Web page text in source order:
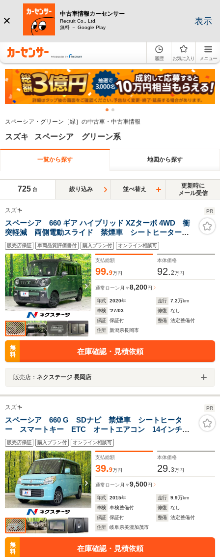
中古車情報カーセンサー
Recruit Co., Ltd.
無料 － Google Play
表示
履歴 お気に入り メニュー
スペーシア・グリーン［緑］の中古車・中古車情報
スズキ スペーシア グリーン系
一覧から探す 地図から探す
725 台 絞り込み 並べ替え
更新時に
メール受信
スズキ PR
スペーシア 660 ギア ハイブリッド XZターボ 4WD 衝
突軽減 両側電動スライド 禁煙車 シートヒーター
オートエアコン HUD パドルシフト クルコン スマ
ートキー 盗難防止装置 アイドリングストップ 電動
格納ミラー プライバシーガラス
販売店保証 車両品質評価書付 購入プラン付 オンライン相談可
支払総額
99.9万円
本体価格
92.2万円
通常ローン 月々8,200円
年式 2020年 走行 7.2万km
車検
'27/03 修復
なし
保証
保証付 整備
法定整備付
住所
新潟県長岡市
無
料
在庫確認・見積依頼
販売店： ネクステージ 長岡店
スズキ PR
スペーシア 660 G SDナビ 禁煙車 シートヒータ
ー スマートキー ETC オートエアコン 14インチア
ルミ アイドリングストップ 両側スライド アームレ
スト 電動格納ミラー
販売店保証 購入プラン付 オンライン相談可
支払総額
39.9万円
本体価格
29.3万円
通常ローン 月々9,500円
年式 2015年 走行 9.9万km
車検
車検整備付 修復
なし
保証
保証付 整備
法定整備付
住所
岐阜県美濃加茂市
無
料
在庫確認・見積依頼